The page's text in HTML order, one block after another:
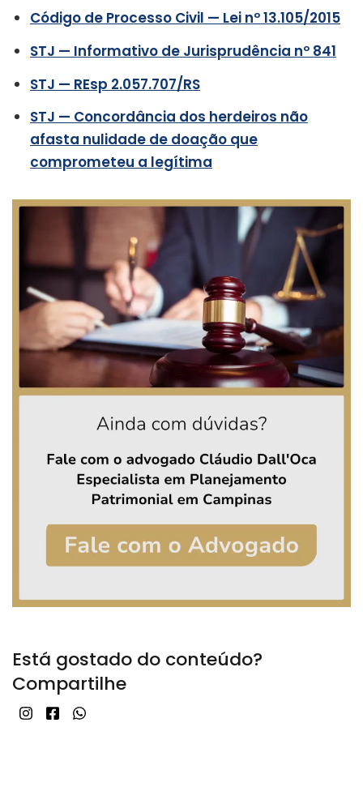
Código de Processo Civil — Lei nº 13.105/2015
STJ — Informativo de Jurisprudência nº 841
STJ — REsp 2.057.707/RS
STJ — Concordância dos herdeiros não
afasta nulidade de doação que
comprometeu a legítima
Está gostado do conteúdo?
Compartilhe